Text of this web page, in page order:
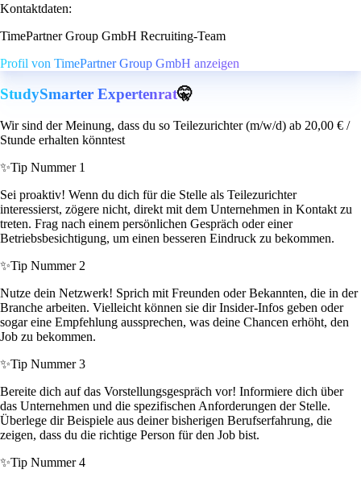
Kontaktdaten:
TimePartner Group GmbH Recruiting-Team
Profil von TimePartner Group GmbH anzeigen
StudySmarter Expertenrat🤫
Wir sind der Meinung, dass du so Teilezurichter (m/w/d) ab 20,00 € /
Stunde erhalten könntest
✨Tip Nummer 1
Sei proaktiv! Wenn du dich für die Stelle als Teilezurichter
interessierst, zögere nicht, direkt mit dem Unternehmen in Kontakt zu
treten. Frag nach einem persönlichen Gespräch oder einer
Betriebsbesichtigung, um einen besseren Eindruck zu bekommen.
✨Tip Nummer 2
Nutze dein Netzwerk! Sprich mit Freunden oder Bekannten, die in der
Branche arbeiten. Vielleicht können sie dir Insider-Infos geben oder
sogar eine Empfehlung aussprechen, was deine Chancen erhöht, den
Job zu bekommen.
✨Tip Nummer 3
Bereite dich auf das Vorstellungsgespräch vor! Informiere dich über
das Unternehmen und die spezifischen Anforderungen der Stelle.
Überlege dir Beispiele aus deiner bisherigen Berufserfahrung, die
zeigen, dass du die richtige Person für den Job bist.
✨Tip Nummer 4